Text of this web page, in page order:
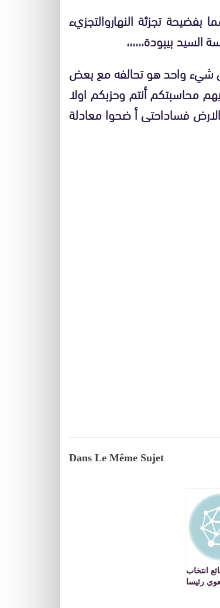
تجزئة النهاروالتجزيء
بيبودة،،،،،،
شيء واحد هو تحالفه مع بعض
محاسبتكم أنتم وحزبكم اولا
فساداحتى أ ضحوا معادلة
Dans Le Même Sujet
انتخاب
رئيسا